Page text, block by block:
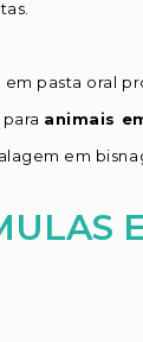
em pasta oral
animais
em